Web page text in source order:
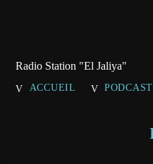
Radio Station "El Jaliya"
ACCUEIL PODCAST